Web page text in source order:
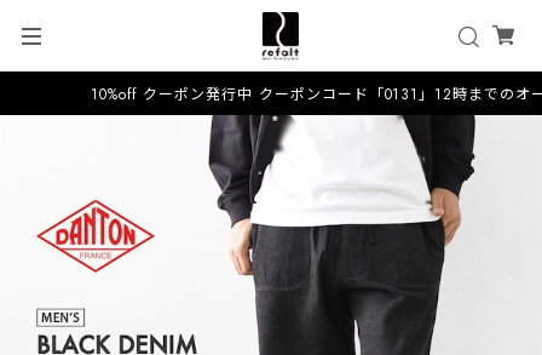
10%off クーポン発行中 クーポンコード「0131」12時までのオ